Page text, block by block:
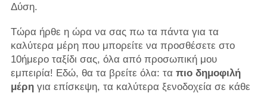
Δύση.
Τώρα ήρθε η ώρα να σας πω τα πάντα για τα
καλύτερα μέρη που μπορείτε να προσθέσετε στο
10ήμερο ταξίδι σας, όλα από προσωπική μου
εμπειρία! Εδώ, θα τα βρείτε όλα: τα πιο δημοφιλή
μέρηγια επίσκεψη, τα καλύτερα ξενοδοχεία σε κάθε